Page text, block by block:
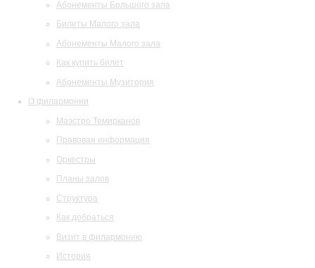
Абонементы Большого зала
Билеты Малого зала
Абонементы Малого зала
Как купить билет
Абонементы Музитория
О филармонии
Маэстро Темирканов
Правовая информация
Оркестры
Планы залов
Структура
Как добраться
Визит в филармонию
История